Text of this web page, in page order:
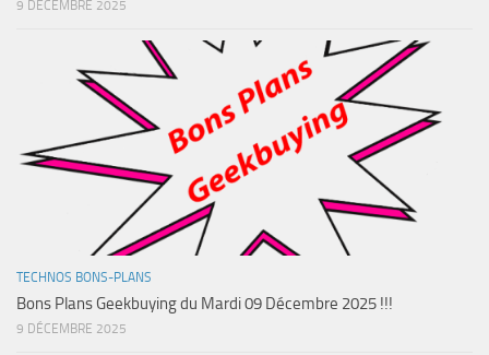
9 DÉCEMBRE 2025
TECHNOS BONS-PLANS
Bons Plans Geekbuying du Mardi 09 Décembre 2025 !!!
9 DÉCEMBRE 2025